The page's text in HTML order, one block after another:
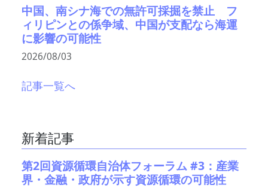
中国、南シナ海での無許可採掘を禁止 フ
ィリピンとの係争域、中国が支配なら海運
に影響の可能性
2026/08/03
記事一覧へ
新着記事
第2回資源循環自治体フォーラム #3：産業
界・金融・政府が示す資源循環の可能性